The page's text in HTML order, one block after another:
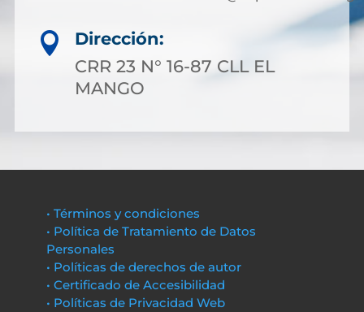

Dirección:
CRR 23 N° 16-87 CLL EL
MANGO
• Términos y condiciones
• Política de Tratamiento de Datos
Personales
• Políticas de derechos de autor
• Certificado de Accesibilidad
• Políticas de Privacidad Web